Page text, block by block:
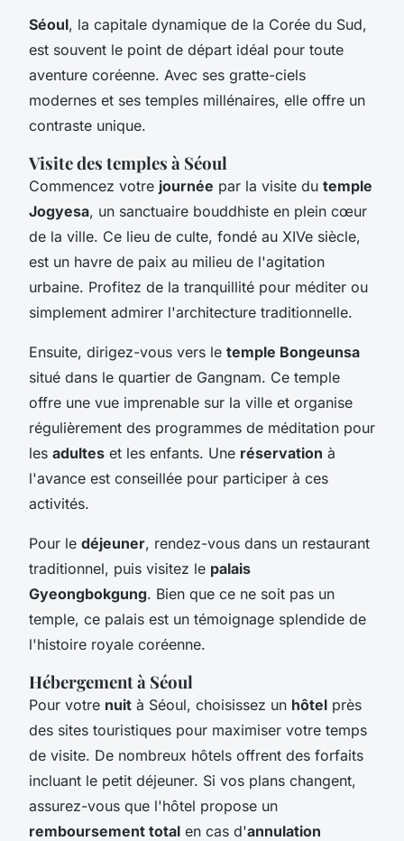
Séoul, la capitale dynamique de la Corée du Sud,
est souvent le point de départ idéal pour toute
aventure coréenne. Avec ses gratte-ciels
modernes et ses temples millénaires, elle offre un
contraste unique.
Visite des temples à Séoul
Commencez votre journée par la visite du temple
Jogyesa, un sanctuaire bouddhiste en plein cœur
de la ville. Ce lieu de culte, fondé au XIVe siècle,
est un havre de paix au milieu de l'agitation
urbaine. Profitez de la tranquillité pour méditer ou
simplement admirer l'architecture traditionnelle.
Ensuite, dirigez-vous vers le temple Bongeunsa
situé dans le quartier de Gangnam. Ce temple
offre une vue imprenable sur la ville et organise
régulièrement des programmes de méditation pour
les adultes et les enfants. Une réservation à
l'avance est conseillée pour participer à ces
activités.
Pour le déjeuner, rendez-vous dans un restaurant
traditionnel, puis visitez le palais
Gyeongbokgung. Bien que ce ne soit pas un
temple, ce palais est un témoignage splendide de
l'histoire royale coréenne.
Hébergement à Séoul
Pour votre nuit à Séoul, choisissez un hôtel près
des sites touristiques pour maximiser votre temps
de visite. De nombreux hôtels offrent des forfaits
incluant le petit déjeuner. Si vos plans changent,
assurez-vous que l'hôtel propose un
remboursement total en cas d'annulation